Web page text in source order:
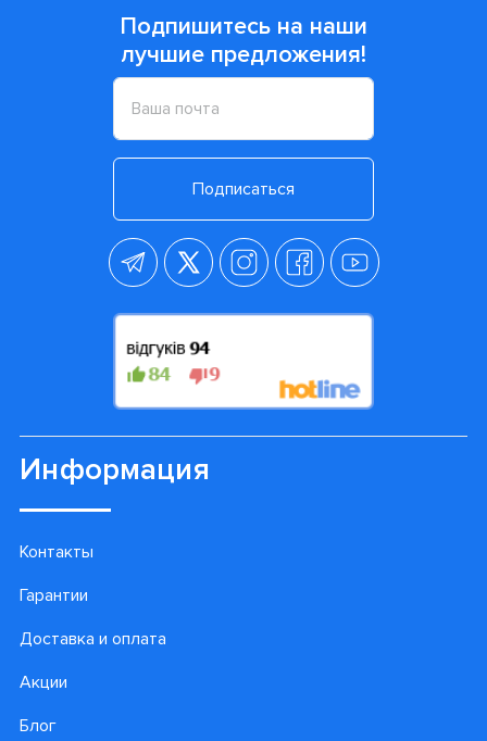
Подпишитесь на наши
лучшие предложения!
Подписаться
Информация
Контакты
Гарантии
Доставка и оплата
Акции
Блог